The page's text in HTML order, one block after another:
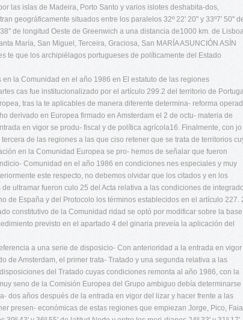
las islas de Madeira, Porto Santo y varios islotes deshabita-dos,
geográficamente situados entre los paralelos 32º 22' 20'' y 33º7' 50''
de longitud Oeste de Greenwich a una distancia de1000 km. de
María, San Miguel, Terceira, Graciosa, San MARÍA ASUNCIÓN ASÍN
te que los archipiélagos portugueses de políticamente del Estado
la Comunidad en el año 1986 en El estatuto de las regiones
cas fue institucionalizado por el artículo 299.2 del territorio de
tras la te aplicables de manera diferente determina- reforma
derivado en Europea firmado en Amsterdam el 2 de octu- materia de
en vigor se produ- fiscal y de política agrícola16. Finalmente, con
de las regiones a las que ciso retener que se trata de territorios
en la Comunidad Europea se pro- hemos de señalar que fueron
Comunidad en el año 1986 en condiciones nes especiales y muy
este respecto, no debemos olvidar que los citados y en los
ultramar fueron culo 25 del Acta relativa a las condiciones de
de España y del Protocolo los términos establecidos en el artículo 227.
constitutivo de la Comunidad ridad se optó por modificar sobre la base
previsto en el apartado 4 del ginaria preveía la aplicación del
a una serie de disposicio- Con anterioridad a la entrada en vigor
de Amsterdam, el primer trata- Tratado y una segunda relativa a las
del Tratado cuyas condiciones remonta al año 1986, con la
seno de la Comisión Europea del Grupo ambiguo debía determinarse
dos años después de la entrada en vigor del lizar y hacer frente a las
presen- económicas de estas regiones que empiezan Jorge, Pico,